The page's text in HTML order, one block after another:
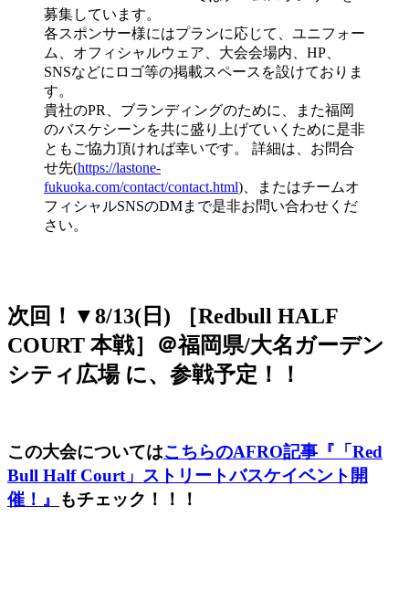
募集しています。
各スポンサー様にはプランに応じて、ユニフォー
ム、オフィシャルウェア、大会会場内、HP、
SNSなどにロゴ等の掲載スペースを設けておりま
す。
貴社のPR、ブランディングのために、また福岡
のバスケシーンを共に盛り上げていくために是非
ともご協力頂ければ幸いです。 詳細は、お問合
せ先(https://lastone-
fukuoka.com/contact/contact.html)、またはチームオ
フィシャルSNSのDMまで是非お問い合わせくだ
さい。
次回！▼8/13(日) ［Redbull HALF
COURT 本戦］＠福岡県/大名ガーデン
シティ広場 に、参戦予定！！
この大会についてはこちらのAFRO記事『「Red
Bull Half Court」ストリートバスケイベント開
催！』
もチェック！！！